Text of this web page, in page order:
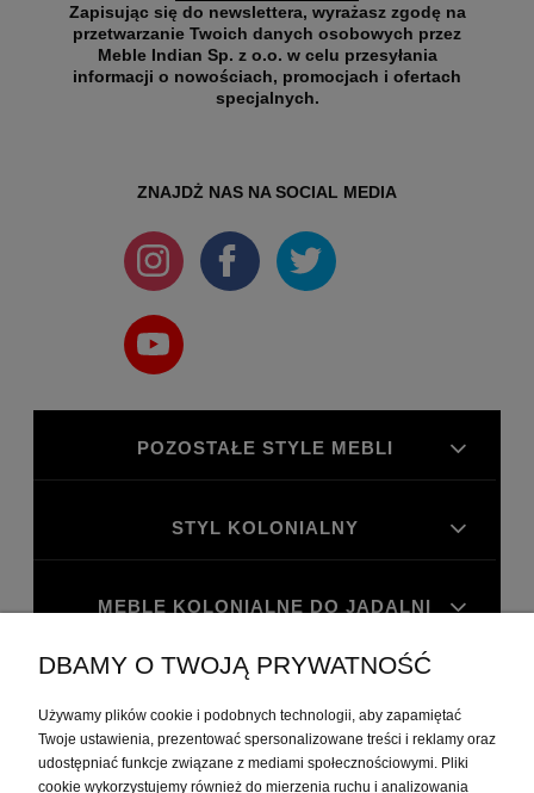
Zapisując się do newslettera, wyrażasz zgodę na
przetwarzanie Twoich danych osobowych przez
Meble Indian Sp. z o.o. w celu przesyłania
informacji o nowościach, promocjach i ofertach
specjalnych.
ZNAJDŻ NAS NA SOCIAL MEDIA
POZOSTAŁE STYLE MEBLI
STYL KOLONIALNY
MEBLE KOLONIALNE DO JADALNI
MEBLE KOLONIALNE DO GABINETU
MOJE KONTO
DBAMY O TWOJĄ PRYWATNOŚĆ
Używamy plików cookie i podobnych technologii, aby zapamiętać
Twoje ustawienia, prezentować spersonalizowane treści i reklamy oraz
udostępniać funkcje związane z mediami społecznościowymi. Pliki
cookie wykorzystujemy również do mierzenia ruchu i analizowania